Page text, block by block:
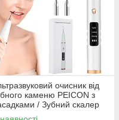
очисник від
каменю PEICON з
/ Зубний скалер